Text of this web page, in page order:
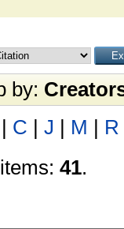
by:
| C |J | M | R
41.